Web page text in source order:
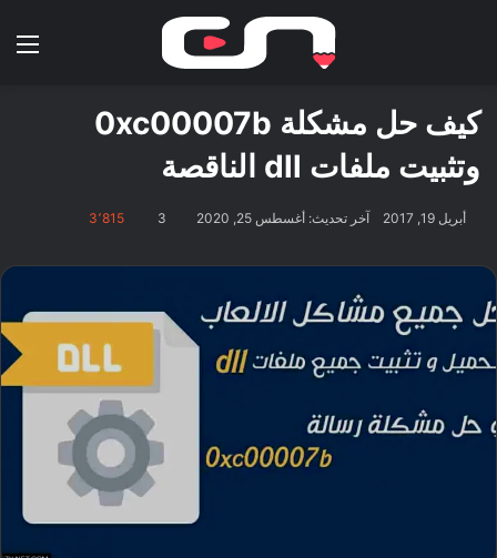
كيف حل مشكلة 0xc00007b
وتثبيت ملفات dll الناقصة
أبريل 19, 2017 آخر تحديث: أغسطس 25, 2020 3 3٬815